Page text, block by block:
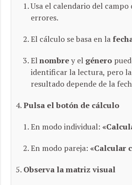
Usa el calendario del
errores.
El cálculo se basa en la
Elnombrey el género
identificar la lectura, pero
resultado depende de la
Pulsa el botón de cálculo
En modo individual:
En modo pareja:«Calcular
Observa la matriz visual